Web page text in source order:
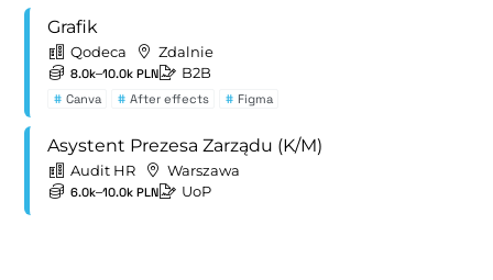
Grafik
Qodeca Zdalnie
8.0k–10.0k PLN B2B
# Canva # After effects # Figma
Asystent Prezesa Zarządu (K/M)
Audit HR Warszawa
6.0k–10.0k PLN UoP